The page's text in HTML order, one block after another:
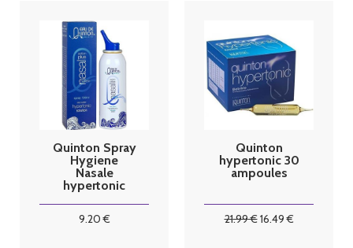
Quinton Spray
Hygiene
Nasale
hypertonic
9.20€
Quinton
hypertonic 30
ampoules
21.99€16.49€